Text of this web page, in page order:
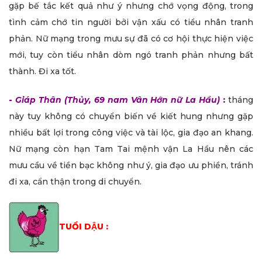
gặp bế tắc kết quả như ý nhưng chớ vọng động, trong
tình cảm chớ tin người bởi vận xấu có tiểu nhân tranh
phản. Nữ mạng trong mưu sự đã có cơ hội thực hiện việc
mới, tuy còn tiểu nhân dòm ngó tranh phản nhưng bất
thành. Đi xa tốt.
- Giáp Thân (Thủy, 69 nam Vân Hớn nữ La Hầu) : tháng
này tuy không có chuyển biến về kiết hung nhưng gặp
nhiều bất lợi trong công việc và tài lộc, gia đạo an khang.
Nữ mạng còn hạn Tam Tai mệnh vận La Hầu nên các
mưu cầu về tiền bạc không như ý, gia đạo ưu phiền, tránh
đi xa, cẩn thận trong di chuyển.
TUỔI DẬU :